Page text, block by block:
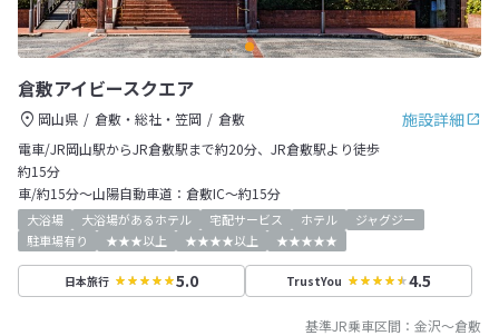
倉敷アイビースクエア
施設詳細
岡山県 倉敷・総社・笠岡
倉敷
電車/JR岡山駅からJR倉敷駅まで約20分、JR倉敷駅より徒歩
約15分
車/約15分～山陽自動車道：倉敷IC～約15分
大浴場 大浴場があるホテル 宅配サービス ホテル
ジャグジー
駐車場有り
★★★以上 ★★★★以上 ★★★★★
日本旅行 5.0 TrustYou 4.5
基準JR乗車区間： 金沢～倉敷